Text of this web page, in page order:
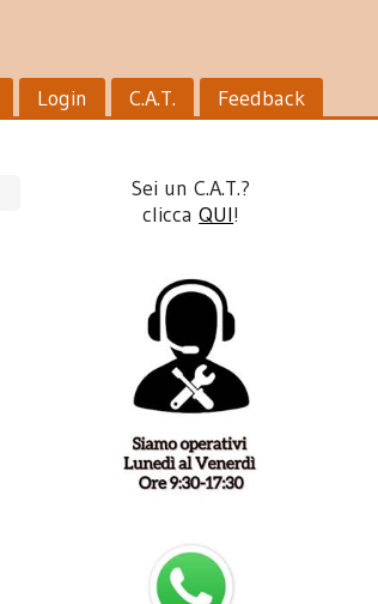
Login C.A.T. Feedback
Sei un C.A.T.?
cliccaQUI!